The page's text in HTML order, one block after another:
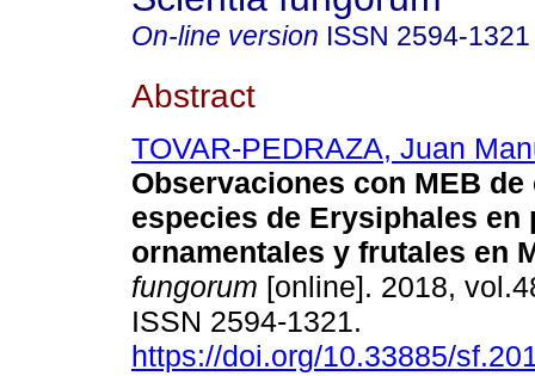
On-line version ISSN 2594-1321
Abstract
TOVAR-PEDRAZA, Juan
Observaciones con MEB de
especies de Erysiphales en
ornamentales y frutales en
fungorum [online]. 2018,
ISSN 2594-1321.
https://doi.org/10.33885/